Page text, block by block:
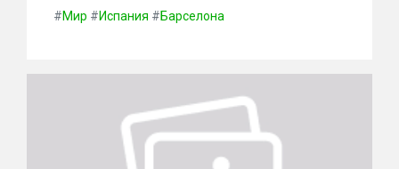
#Мир #Испания #Барселона